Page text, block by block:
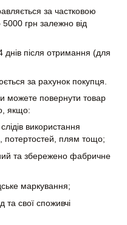
за частковою
грн залежно від
після отримання (для
за рахунок покупця.
можете повернути товар
якщо:
використання
потертостей, плям тощо;
та збережено фабричне
маркування;
та свої споживчі